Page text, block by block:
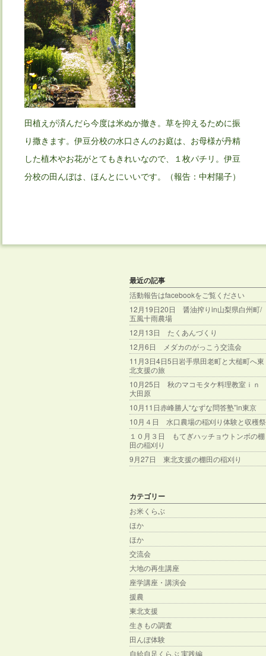
田植えが済んだら今度は米ぬか撤き。草を抑えるために振
り撒きます。伊豆分校の水口さんのお庭は、お母様が丹精
した植木やお花がとてもきれいなので、１枚パチリ。伊豆
分校の田んぼは、ほんとにいいです。（報告：中村陽子）
最近の記事
活動報告はfacebookをご覧ください
12月19日20日 醤油搾りin山梨県白州町/
五風十雨農場
12月13日 たくあんづくり
12月6日 メダカのがっこう交流会
11月3日4日5日岩手県田老町と大槌町へ東
北支援の旅
10月25日 秋のマコモタケ料理教室ｉｎ
大田原
10月11日赤峰勝人“なずな問答塾”in東京
10月４日 水口農場の稲刈り体験と収穫祭
１０月３日 もてぎハッチョウトンボの棚
田の稲刈り
9月27日 東北支援の棚田の稲刈り
カテゴリー
お米くらぶ
ほか
ほか
交流会
大地の再生講座
座学講座・講演会
援農
東北支援
生きもの調査
田んぼ体験
自給自足くらぶ 実践編